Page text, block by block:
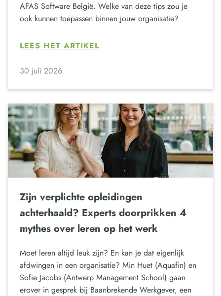
AFAS Software België. Welke van deze tips zou je
ook kunnen toepassen binnen jouw organisatie?
LEES HET ARTIKEL
30 juli 2026
Zijn verplichte opleidingen
achterhaald? Experts doorprikken 4
mythes over leren op het werk
Moet leren altijd leuk zijn? En kan je dat eigenlijk
afdwingen in een organisatie? Min Huet (Aquafin) en
Sofie Jacobs (Antwerp Management School) gaan
erover in gesprek bij Baanbrekende Werkgever, een